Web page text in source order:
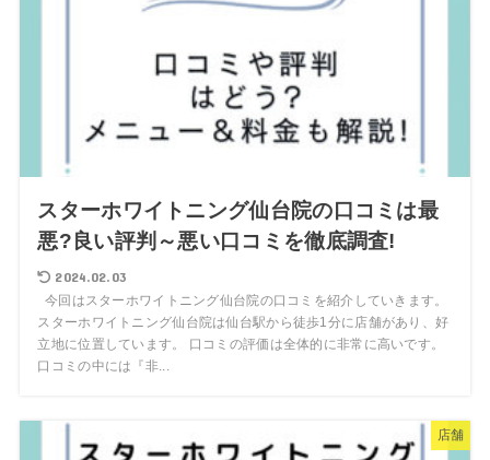
スターホワイトニング仙台院の口コミは最
悪?良い評判～悪い口コミを徹底調査!
2024.02.03
今回はスターホワイトニング仙台院の口コミを紹介していきます。
スターホワイトニング仙台院は仙台駅から徒歩1分に店舗があり、好
立地に位置しています。 口コミの評価は全体的に非常に高いです。
口コミの中には『非...
店舗